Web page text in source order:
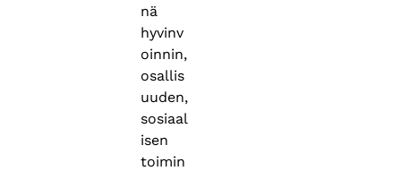
nä
hyvinv
oinnin,
osallis
uuden,
sosiaal
isen
toimin